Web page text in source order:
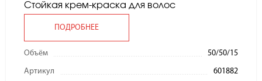
Стойкая крем-краска для волос
ПОДРОБНЕЕ
Объём 50/50/15
Артикул 601882